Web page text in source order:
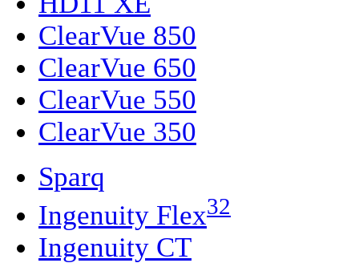
ClearVue 850
ClearVue 650
ClearVue 550
ClearVue 350
Sparq
Ingenuity Flex32
Ingenuity CT